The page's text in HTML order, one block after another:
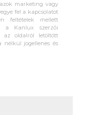
marketing vagy
fel a kapcsolatot
feltételek mellett
a Kanlux szerzői
oldalról letöltött
nélkül jogellenes és